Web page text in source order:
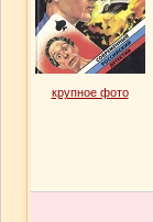
крупное фото